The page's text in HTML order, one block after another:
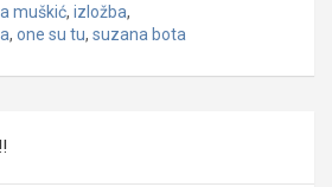
muškić, izložba,
, one su tu, suzana bota